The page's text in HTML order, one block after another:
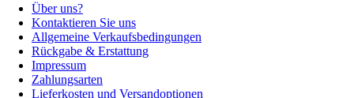
Über uns?
Kontaktieren Sie uns
Allgemeine Verkaufsbedingungen
Rückgabe & Erstattung
Impressum
Zahlungsarten
Lieferkosten und Versandoptionen